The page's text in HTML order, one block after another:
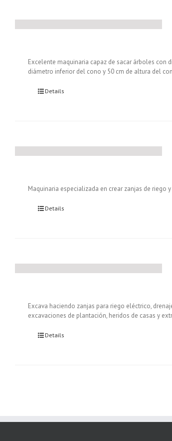
Excelente maquinaria capaz de sacar árboles con
diámetro inferior del cono y 50 cm de altura del
Details
Maquinaria especializada en crear zanjas de riego
Details
Excava haciendo zanjas para riego eléctrico,
excavaciones de plantación, heridos de casas y
Details